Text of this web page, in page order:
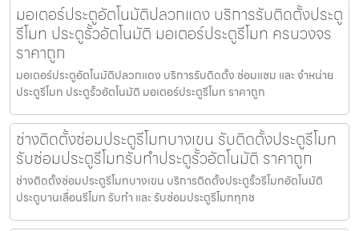
มอเตอร์ประตูอัตโนมัติปลวกแดง บริการรับติดตั้งประตู
รีโมท ประตูรั้วอัตโนมัติ มอเตอร์ประตูรีโมท ครบวงจร
ราคาถูก
มอเตอร์ประตูอัตโนมัติปลวกแดง บริการรับติดตั้ง ซ่อมแซม และ จำหน่าย
ประตูรีโมท ประตูรั้วอัตโนมัติ มอเตอร์ประตูรีโมท ราคาถูก
ช่างติดตั้งซ่อมประตูรีโมทบางเขน รับติดตั้งประตูรีโมท
รับซ่อมประตูรีโมทรับทำประตูรั้วอัตโนมัติ ราคาถูก
ช่างติดตั้งซ่อมประตูรีโมทบางเขน บริการติดตั้งประตูรั้วรีโมทอัตโนมัติ
ประตูบานเลื่อนรีโมท รับทำ และ รับซ่อมประตูรีโมททุกช